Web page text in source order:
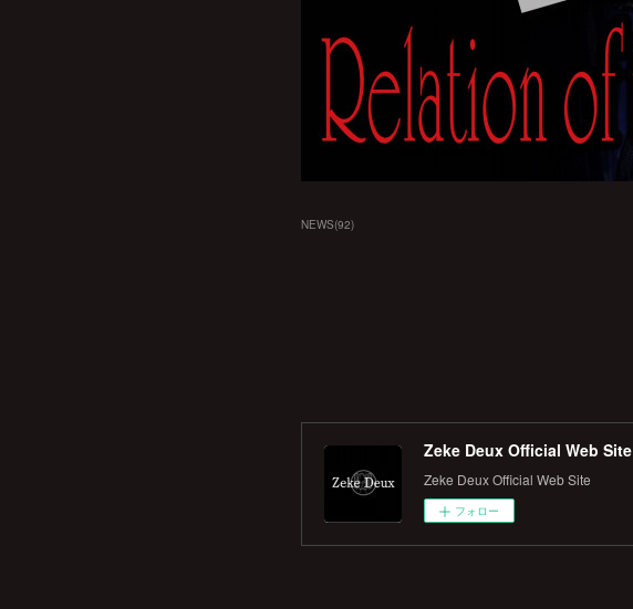
NEWS(92)
Zeke Deux Official Web Site
Zeke Deux Official Web Site
フォロー